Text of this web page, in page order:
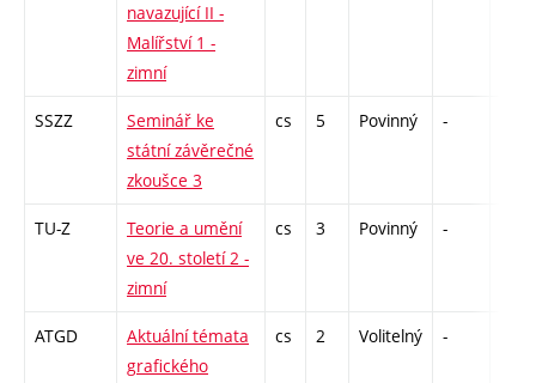
navazující II -
Malířství 1 -
zimní
SSZZ
Seminář ke
státní závěrečné
zkoušce 3
cs 5 Povinný -
TU-Z
Teorie a umění
ve 20. století 2 -
zimní
cs 3 Povinný -
ATGD
Aktuální témata
grafického
cs 2 Volitelný -